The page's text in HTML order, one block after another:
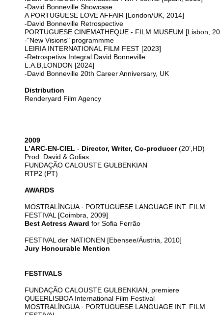
-David Bonneville Showcase
A PORTUGUESE LOVE AFFAIR [London/UK, 2014]
-David Bonneville Retrospective
PORTUGUESE CINEMATHEQUE - FILM MUSEUM [Lisbon,
-"New Visions" programmme
LEIRIA INTERNATIONAL FILM FEST [2023]
-Retrospetiva Integral David Bonneville
L.A.B,LONDON [2024]
-David Bonneville 20th Career Anniversary, UK
Distribution
Renderyard Film Agency
2009
L’ARC-EN-CIEL - Director, Writer, Co-producer(20’,HD)
Prod: David & Golias
FUNDAÇÃO CALOUSTE GULBENKIAN
RTP2 (PT)
AWARDS
MOSTRALÍNGUA · PORTUGUESE LANGUAGE INT. FILM
FESTIVAL [Coimbra, 2009]
Best Actress Award for Sofia Ferrão
FESTIVAL der NATIONEN [Ebensee/Áustria, 2010]
Jury Honourable Mention
FESTIVALS
FUNDAÇÃO CALOUSTE GULBENKIAN, premiere
QUEERLISBOA International Film Festival
MOSTRALÍNGUA · PORTUGUESE LANGUAGE INT. FILM